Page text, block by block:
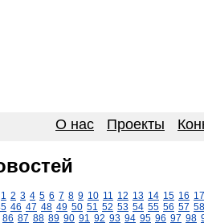
О нас Проекты
1 2 3 4 5 6 7 8 9 10 11 12 13 14 15 16 17
46 47 48 49 50 51 52 53 54 55 56 57 58
86 87 88 89 90 91 92 93 94 95 96 97 98